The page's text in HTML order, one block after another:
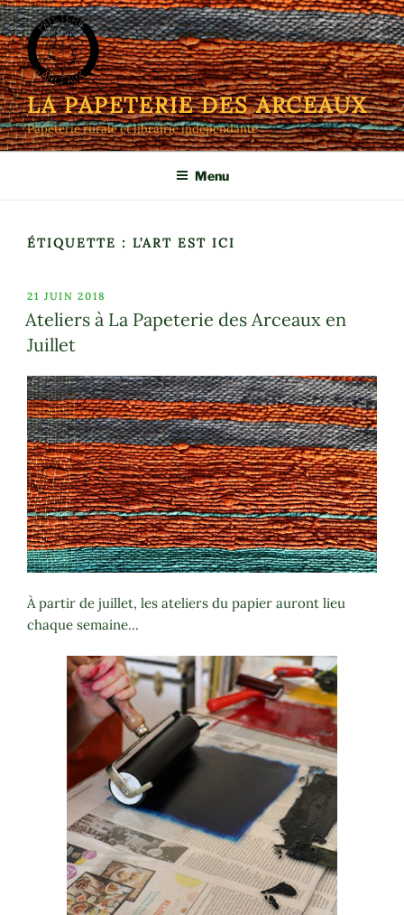
Aller
au
contenu
principal
LA PAPETERIE DES ARCEAUX
Papeterie rurale et librairie indépendante
Menu
ÉTIQUETTE : L’ART EST ICI
PUBLIÉ
LE
21 JUIN 2018
Ateliers à La Papeterie des Arceaux en
Juillet
À partir de juillet, les ateliers du papier auront lieu
chaque semaine…